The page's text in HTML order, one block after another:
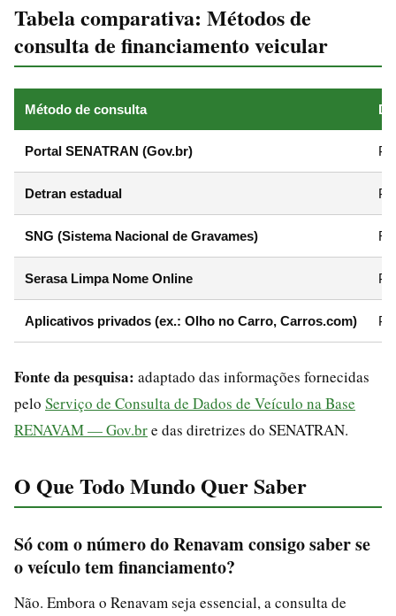
Tabela comparativa: Métodos de
consulta de financiamento veicular
Método de consulta
Portal SENATRAN (Gov.br)
Detran estadual
SNG (Sistema Nacional de Gravames)
Serasa Limpa Nome Online
Aplicativos privados (ex.: Olho no Carro, Carros.com)
Fonte da pesquisa: adaptado das informações fornecidas
pelo Serviço de Consulta de Dados de Veículo na Base
RENAVAM — Gov.bre das diretrizes do SENATRAN.
O Que Todo Mundo Quer Saber
Só com o número do Renavam consigo saber se
o veículo tem financiamento?
Não. Embora o Renavam seja essencial, a consulta de